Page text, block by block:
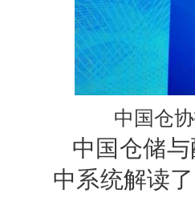
中国仓
中国仓储
中系统解读